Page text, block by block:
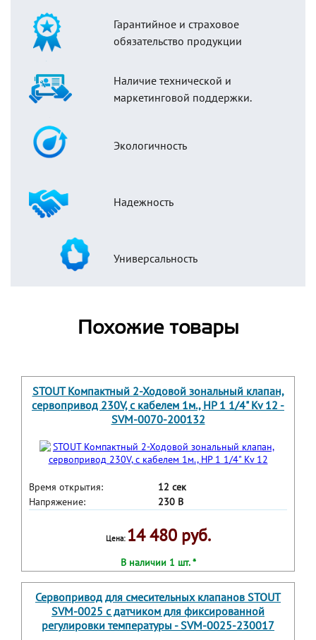
Гарантийное и страховое
обязательство продукции
Наличие технической и
маркетинговой поддержки.
Экологичность
Надежность
Универсальность
Похожие товары
STOUT Компактный 2-Ходовой зональный клапан,
сервопривод 230V, с кабелем 1м., НР 1 1/4" Kv 12 -
SVM-0070-200132
Время открытия:
12 сек
Напряжение:
230 В
Цена: 14 480 руб.
В наличии 1 шт. *
Сервопривод для смесительных клапанов STOUT
SVM-0025 с датчиком для фиксированной
регулировки температуры - SVM-0025-230017